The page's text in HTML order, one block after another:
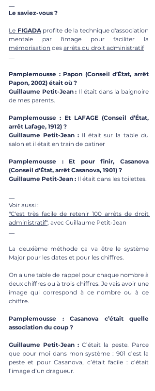
Le saviez-vous ?
Le FIGADA profite de la technique d'association
mémorisation des arrêts du droit administratif
Pamplemousse : Papon (Conseil d’État, arrêt
Papon, 2002) était où ?
Guillaume Petit-Jean : Il était dans la baignoire
de mes parents.
Pamplemousse : Et LAFAGE (Conseil d’État,
arrêt Lafage, 1912) ?
Guillaume Petit-Jean : Il était sur la table du
salon et il était en train de patiner
Pamplemousse : Et pour finir, Casanova
(Conseil d’État, arrêt Casanova, 1901) ?
Guillaume Petit-Jean : Il était dans les toilettes.
Voir aussi :
"C'est très facile de retenir 100 arrêts de droit
administratif", avec Guillaume Petit-Jean
La deuxième méthode ça va être le système
Major pour les dates et pour les chiffres.
On a une table de rappel pour chaque nombre à
deux chiffres ou à trois chiffres. Je vais avoir une
image qui correspond à ce nombre ou à ce
chiffre.
Pamplemousse : Casanova c’était quelle
association du coup ?
Guillaume Petit-Jean : C’était la peste. Parce
que pour moi dans mon système : 901 c’est la
peste et pour Casanova, c’était facile : c’était
l’image d’un dragueur.